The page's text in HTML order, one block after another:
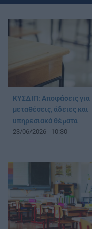
ΚΥΣΔΙΠ: Αποφάσεις για
μεταθέσεις, άδειες και
υπηρεσιακά θέματα
23/06/2026 - 10:30